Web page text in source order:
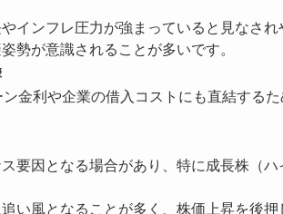
インフレ圧力が強まっていると見なされ
勢が意識されることが多いです。
金利や企業の借入コストにも直結する
要因となる場合があり、特に成長株（ハ
い風となることが多く、株価上昇を後押